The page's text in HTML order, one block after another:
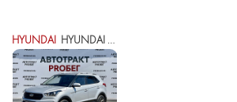
HYUNDAI HYUNDAI CRETA I